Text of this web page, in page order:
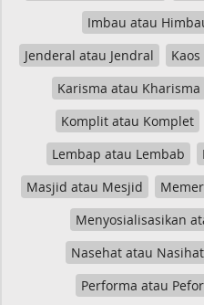
Imbau atau
Jenderal atau Jendral
Karisma atau Kharisma
Komplit atau Komplet
Lembap atau Lembab
Masjid atau Mesjid
Menyosialisasikan
Nasehat atau Nasihat
Performa atau